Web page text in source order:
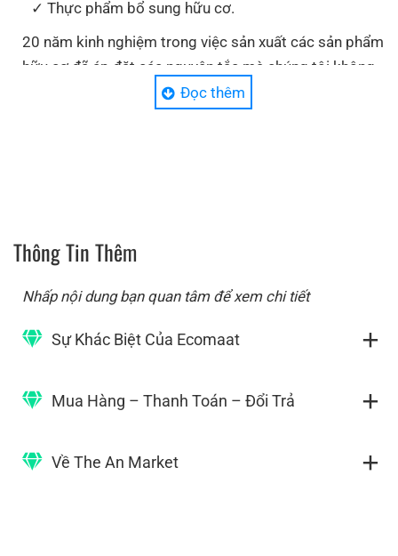
Thực phẩm bổ sung hữu cơ.
20 năm kinh nghiệm trong việc sản xuất các sản phẩm
hữu cơ đã áp đặt các nguyên tắc mà chúng tôi không
thỏa hiệp. Vì vậy, tự tin trong mỗi thành phần chúng tôi
Đọc thêm
Thông Tin Thêm
Nhấp nội dung bạn quan tâm để xem chi tiết
Sự Khác Biệt Của Ecomaat
Mua Hàng – Thanh Toán – Đổi Trả
Về The An Market